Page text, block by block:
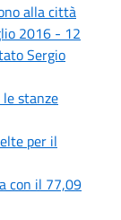
alla città
2016 - 12
Sergio
stanze
per il
con il 77,09